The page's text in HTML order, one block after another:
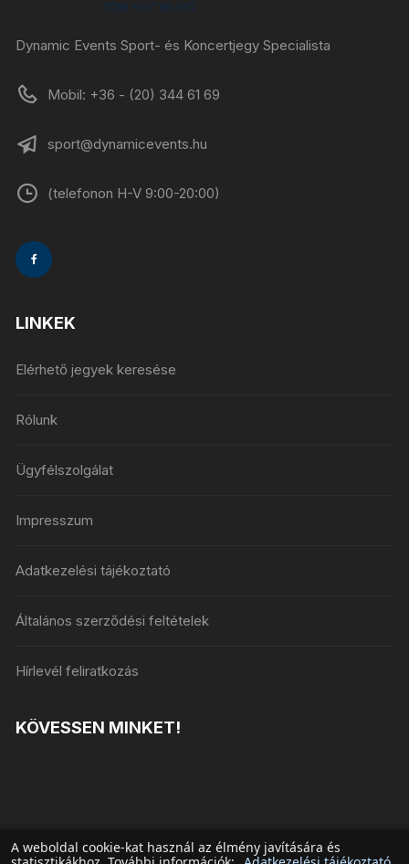
Dynamic Events Sport- és Koncertjegy Specialista
Mobil: +36 - (20) 344 61 69
sport@dynamicevents.hu
(telefonon H-V 9:00-20:00)
LINKEK
Elérhető jegyek keresése
Rólunk
Ügyfélszolgálat
Impresszum
Adatkezelési tájékoztató
Általános szerződési feltételek
Hírlevél feliratkozás
KÖVESSEN MINKET!
A weboldal cookie-kat használ az élmény javítására és